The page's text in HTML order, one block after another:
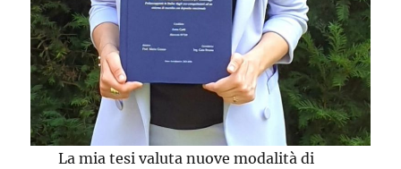
La mia tesi valuta nuove modalità di